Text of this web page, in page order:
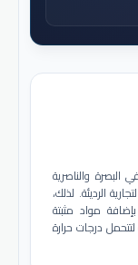
والناصرية
الرديئة. لذلك،
مواد مثبتة
درجات حرارة